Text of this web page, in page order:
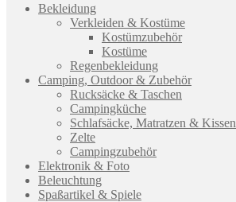
Bekleidung
Verkleiden & Kostüme
Kostümzubehör
Kostüme
Regenbekleidung
Camping, Outdoor & Zubehör
Rucksäcke & Taschen
Campingküche
Schlafsäcke, Matratzen & Kissen
Zelte
Campingzubehör
Elektronik & Foto
Beleuchtung
Spaßartikel & Spiele